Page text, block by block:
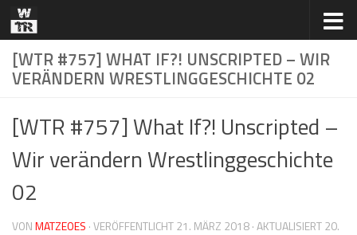
Zum Inhalt springen
[WTR #757] WHAT IF?! UNSCRIPTED – WIR
VERÄNDERN WRESTLINGGESCHICHTE 02
[WTR #757] What If?! Unscripted –
Wir verändern Wrestlinggeschichte
02
VONMATZEOES · VERÖFFENTLICHT21. MÄRZ 2018· AKTUALISIERT20.